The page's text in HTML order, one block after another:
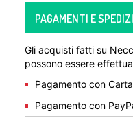
PAGAMENTI E
Gli acquisti fatti su
possono essere
Pagamento con
Pagamento con